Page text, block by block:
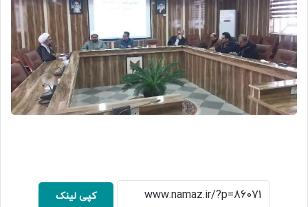
کپی لینک